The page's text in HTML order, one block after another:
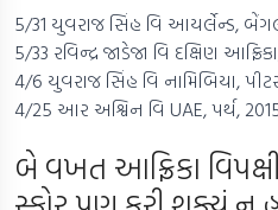
5/31 યુવરાજ સિંહ વિ આયર્લેન્ડ,
5/33 રવિન્દ્ર જાડેજા વિ દક્ષિણ
4/6 યુવરાજ સિંહ વિ નામિબિયા,
4/25 આર અશ્વિન વિ UAE, પર્થ,
બે વખત આફ્રિકા